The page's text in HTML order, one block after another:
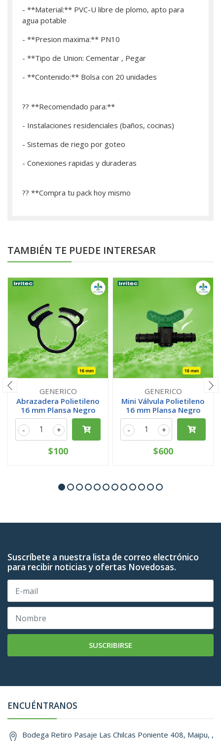
- **Material:** PVC-U libre de plomo, apto para
agua potable
- **Presion maxima:** PN10
- **Tipo de Union: Cementar , Pegar
- **Contenido:** Bolsa con 20 unidades
?? **Recomendado para:**
- Instalaciones residenciales (baños, cocinas)
- Sistemas de riego por goteo
- Conexiones rapidas y duraderas
?? **­Compra tu pack hoy mismo
TAMBIÉN TE PUEDE INTERESAR
GENERICO
Abrazadera Polietileno
16 mm Plansa Negro
+
-
$100
GENERICO
Mini Válvula Polietileno
16 mm Plansa Negro
+
-
$600
Suscríbete a nuestra lista de correo electrónico
para recibir noticias y ofertas Novedosas.
SUSCRIBIRSE
ENCUÉNTRANOS
Bodega Retiro Pasaje Las Chilcas Poniente 408, Maipu, ,